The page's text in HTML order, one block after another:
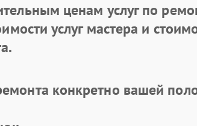
ценам услуг по
услуг мастера и
конкретно вашей